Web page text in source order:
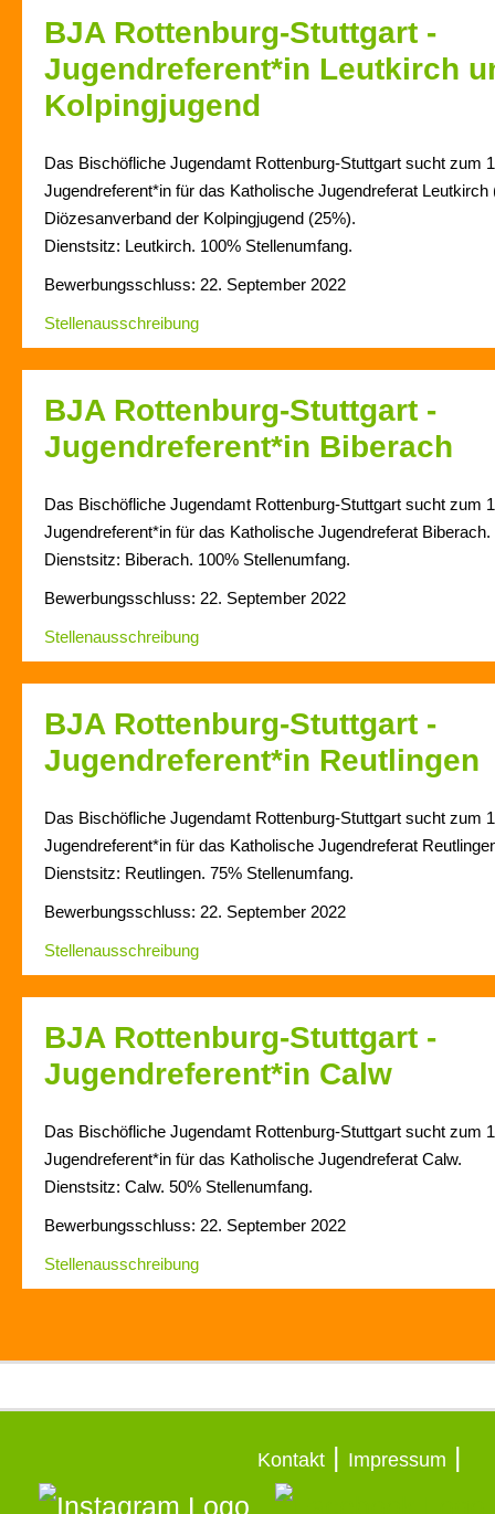
BJA Rottenburg-Stuttgart -
Jugendreferent*in Leutkirch
Kolpingjugend
Das Bischöfliche Jugendamt Rottenburg-Stuttgart sucht zum
Jugendreferent*in für das Katholische Jugendreferat Leutkirch
Diözesanverband der Kolpingjugend (25%).
Dienstsitz: Leutkirch. 100% Stellenumfang.
Bewerbungsschluss: 22. September 2022
Stellenausschreibung
BJA Rottenburg-Stuttgart -
Jugendreferent*in Biberach
Das Bischöfliche Jugendamt Rottenburg-Stuttgart sucht zum
Jugendreferent*in für das Katholische Jugendreferat Biberach.
Dienstsitz: Biberach. 100% Stellenumfang.
Bewerbungsschluss: 22. September 2022
Stellenausschreibung
BJA Rottenburg-Stuttgart -
Jugendreferent*in Reutlingen
Das Bischöfliche Jugendamt Rottenburg-Stuttgart sucht zum
Jugendreferent*in für das Katholische Jugendreferat
Dienstsitz: Reutlingen. 75% Stellenumfang.
Bewerbungsschluss: 22. September 2022
Stellenausschreibung
BJA Rottenburg-Stuttgart -
Jugendreferent*in Calw
Das Bischöfliche Jugendamt Rottenburg-Stuttgart sucht zum
Jugendreferent*in für das Katholische Jugendreferat Calw.
Dienstsitz: Calw. 50% Stellenumfang.
Bewerbungsschluss: 22. September 2022
Stellenausschreibung
Kontakt| Impressum |